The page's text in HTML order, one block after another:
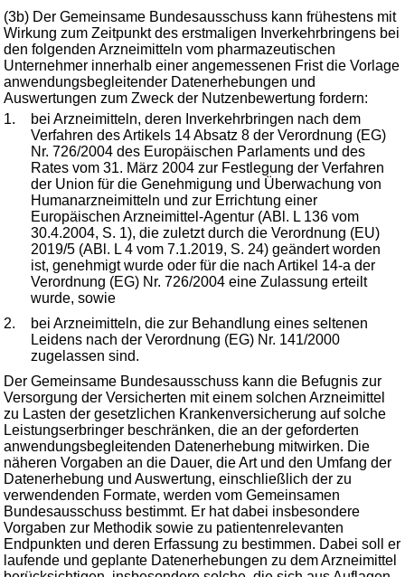
(3b) Der Gemeinsame Bundesausschuss kann frühestens mit
Wirkung zum Zeitpunkt des erstmaligen Inverkehrbringens bei
den folgenden Arzneimitteln vom pharmazeutischen
Unternehmer innerhalb einer angemessenen Frist die Vorlage
anwendungsbegleitender Datenerhebungen und
Auswertungen zum Zweck der Nutzenbewertung fordern:
1.
bei Arzneimitteln, deren Inverkehrbringen nach dem
Verfahren des Artikels 14 Absatz 8 der Verordnung (EG)
Nr. 726/2004 des Europäischen Parlaments und des
Rates vom 31. März 2004 zur Festlegung der Verfahren
der Union für die Genehmigung und Überwachung von
Humanarzneimitteln und zur Errichtung einer
Europäischen Arzneimittel-Agentur (ABl. L 136 vom
30.4.2004, S. 1), die zuletzt durch die Verordnung (EU)
2019/5 (ABl. L 4 vom 7.1.2019, S. 24) geändert worden
ist, genehmigt wurde oder für die nach Artikel 14-a der
Verordnung (EG) Nr. 726/2004 eine Zulassung erteilt
wurde, sowie
2.
bei Arzneimitteln, die zur Behandlung eines seltenen
Leidens nach der Verordnung (EG) Nr. 141/2000
zugelassen sind.
Der Gemeinsame Bundesausschuss kann die Befugnis zur
Versorgung der Versicherten mit einem solchen Arzneimittel
zu Lasten der gesetzlichen Krankenversicherung auf solche
Leistungserbringer beschränken, die an der geforderten
anwendungsbegleitenden Datenerhebung mitwirken. Die
näheren Vorgaben an die Dauer, die Art und den Umfang der
Datenerhebung und Auswertung, einschließlich der zu
verwendenden Formate, werden vom Gemeinsamen
Bundesausschuss bestimmt. Er hat dabei insbesondere
Vorgaben zur Methodik sowie zu patientenrelevanten
Endpunkten und deren Erfassung zu bestimmen. Dabei soll er
laufende und geplante Datenerhebungen zu dem Arzneimittel